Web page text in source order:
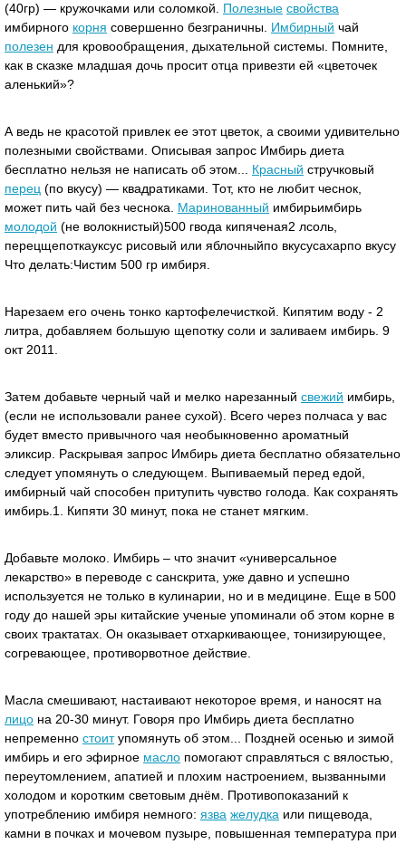
(40гр) — кружочками или соломкой. Полезные свойства
имбирного корня совершенно безграничны. Имбирный чай
полезен для кровообращения, дыхательной системы. Помните,
как в сказке младшая дочь просит отца привезти ей «цветочек
аленький»?
А ведь не красотой привлек ее этот цветок, а своими удивительно
полезными свойствами. Описывая запрос Имбирь диета
бесплатно нельзя не написать об этом... Красный стручковый
перец (по вкусу) — квадратиками. Тот, кто не любит чеснок,
может пить чай без чеснока. Маринованный имбирьимбирь
молодой (не волокнистый)500 гвода кипяченая2 лсоль,
перецщепоткауксус рисовый или яблочныйпо вкусусахарпо вкусу
Что делать:Чистим 500 гр имбиря.
Нарезаем его очень тонко картофелечисткой. Кипятим воду - 2
литра, добавляем большую щепотку соли и заливаем имбирь. 9
окт 2011.
Затем добавьте черный чай и мелко нарезанный свежий имбирь,
(если не использовали ранее сухой). Всего через полчаса у вас
будет вместо привычного чая необыкновенно ароматный
эликсир. Раскрывая запрос Имбирь диета бесплатно обязательно
следует упомянуть о следующем. Выпиваемый перед едой,
имбирный чай способен притупить чувство голода. Как сохранять
имбирь.1. Кипяти 30 минут, пока не станет мягким.
Добавьте молоко. Имбирь – что значит «универсальное
лекарство» в переводе с санскрита, уже давно и успешно
используется не только в кулинарии, но и в медицине. Еще в 500
году до нашей эры китайские ученые упоминали об этом корне в
своих трактатах. Он оказывает отхаркивающее, тонизирующее,
согревающее, противорвотное действие.
Масла смешивают, настаивают некоторое время, и наносят на
лицо на 20-30 минут. Говоря про Имбирь диета бесплатно
непременно стоитупомянуть об этом... Поздней осенью и зимой
имбирь и его эфирное масло помогают справляться с вялостью,
переутомлением, апатией и плохим настроением, вызванными
холодом и коротким световым днём. Противопоказаний к
употреблению имбиря немного: язва желудка или пищевода,
камни в почках и мочевом пузыре, повышенная температура при